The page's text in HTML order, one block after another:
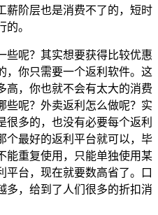
薪阶层也是消费不了的，短时
。
些呢？其实想要获得比较优惠
，你只需要一个返利软件。这
高，你也就不会有太大的消费
些呢？外卖返利怎么做呢？实
很多的，也没有必要每个返利
个最好的返利平台就可以，毕
能重复使用，只能单独使用某
平台，现在就要数高省了。口
多，给到了人们很多的折扣消